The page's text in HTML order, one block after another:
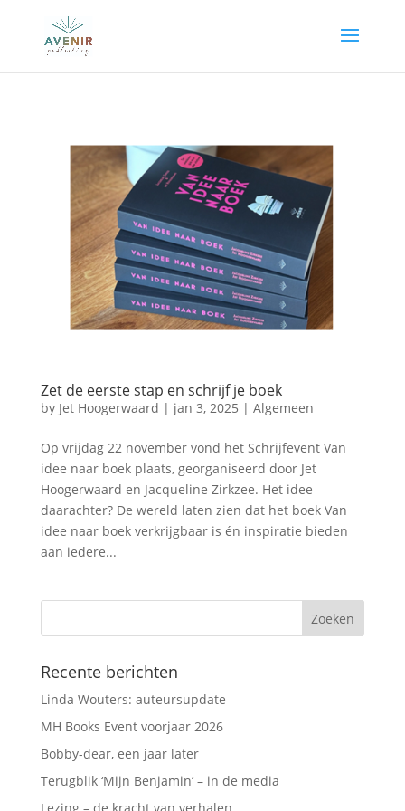
Zet de eerste stap en schrijf je boek
by Jet Hoogerwaard | jan 3, 2025 | Algemeen
Op vrijdag 22 november vond het Schrijfevent Van
idee naar boek plaats, georganiseerd door Jet
Hoogerwaard en Jacqueline Zirkzee. Het idee
daarachter? De wereld laten zien dat het boek Van
idee naar boek verkrijgbaar is én inspiratie bieden
aan iedere...
Recente berichten
Linda Wouters: auteursupdate
MH Books Event voorjaar 2026
Bobby-dear, een jaar later
Terugblik ‘Mijn Benjamin’ – in de media